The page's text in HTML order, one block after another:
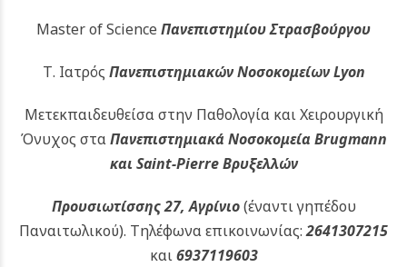
Master of Science Πανεπιστημίου Στρασβούργου
Τ. Ιατρός Πανεπιστημιακών Νοσοκομείων Lyon
Μετεκπαιδευθείσα στην Παθολογία και Χειρουργική
Όνυχος σταΠανεπιστημιακά Νοσοκομεία Brugmann
και Saint-Pierre Βρυξελλών
Προυσιωτίσσης 27, Αγρίνιο(έναντι γηπέδου
Παναιτωλικού). Τηλέφωνα επικοινωνίας:2641307215
και6937119603